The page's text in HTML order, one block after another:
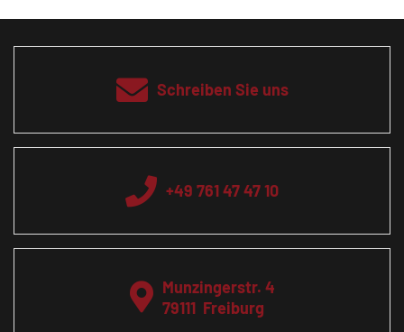
Schreiben Sie uns
+49 761 47 47 10
Munzingerstr. 4
79111 Freiburg